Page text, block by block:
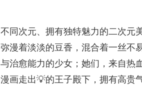
同次元、拥有独特魅力的二次元
漫着淡淡的豆香，混合着一丝不
治愈能力的少女；她们，来自热
画走出💡的王子殿下，拥有高贵